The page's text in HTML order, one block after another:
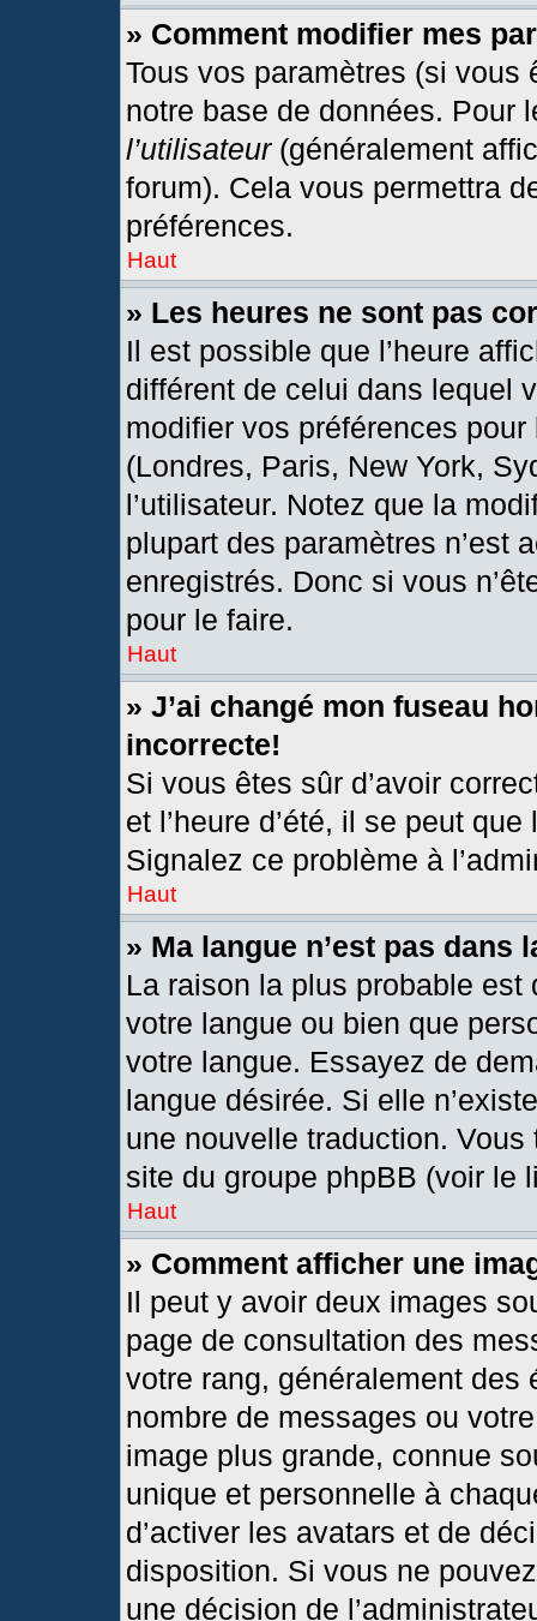
» Comment modifier mes
Tous vos paramètres (si
notre base de données. Pour
l’utilisateur(généralement
forum). Cela vous permettra
préférences.
Haut
» Les heures ne sont pas
Il est possible que l’heure
différent de celui dans lequel
modifier vos préférences
(Londres, Paris, New York,
l’utilisateur. Notez que la
plupart des paramètres n’est
enregistrés. Donc si vous
pour le faire.
Haut
» J’ai changé mon fuseau
incorrecte!
Si vous êtes sûr d’avoir
et l’heure d’été, il se peut
Signalez ce problème à
Haut
» Ma langue n’est pas dans
La raison la plus probable est
votre langue ou bien que
votre langue. Essayez de
langue désirée. Si elle
une nouvelle traduction.
site du groupe phpBB (voir le
Haut
» Comment afficher une
Il peut y avoir deux images
page de consultation des
votre rang, généralement
nombre de messages ou
image plus grande, connue
unique et personnelle à
d’activer les avatars et de
disposition. Si vous ne
une décision de